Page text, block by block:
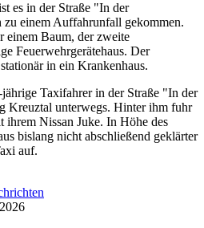
es in der Straße "In der
einem Auffahrunfall gekommen.
einem Baum, der zweite
Feuerwehrgerätehaus. Der
in ein Krankenhaus.
Taxifahrer in der Straße "In der
Kreuztal unterwegs. Hinter ihm fuhr
ihrem Nissan Juke. In Höhe des
bislang nicht abschließend geklärter
auf.